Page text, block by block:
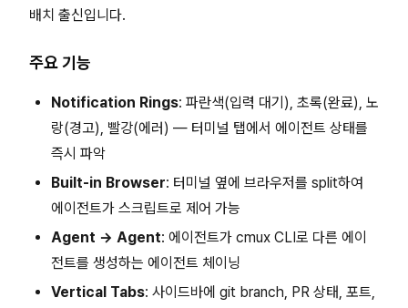
배치 출신입니다.
주요 기능
Notification Rings: 파란색(입력 대기), 초록(완료), 노
랑(경고), 빨강(에러) — 터미널 탭에서 에이전트 상태를
즉시 파악
Built-in Browser: 터미널 옆에 브라우저를 split하여
에이전트가 스크립트로 제어 가능
Agent → Agent: 에이전트가 cmux CLI로 다른 에이
전트를 생성하는 에이전트 체이닝
Vertical Tabs: 사이드바에 git branch, PR 상태, 포트,